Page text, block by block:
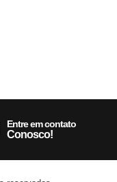
Entre em contato
Conosco!